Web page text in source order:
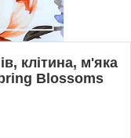
клітина, м'яка
Blossoms